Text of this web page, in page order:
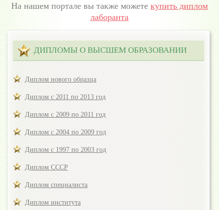
На нашем портале вы также можете купить диплом
лаборанта
ДИПЛОМЫ О ВЫСШЕМ ОБРАЗОВАНИИ
Диплом нового образца
Диплом с 2011 по 2013 год
Диплом с 2009 по 2011 год
Диплом с 2004 по 2009 год
Диплом с 1997 по 2003 год
Диплом СССР
Диплом специалиста
Диплом института